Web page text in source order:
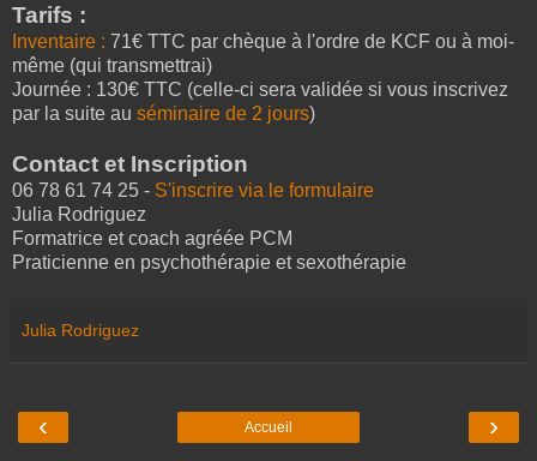
Tarifs :
Inventaire : 71€ TTC par chèque à l'ordre de KCF ou à moi-
même (qui transmettrai)
Journée : 130€ TTC (celle-ci sera validée si vous inscrivez
par la suite au séminaire de 2 jours)
Contact et Inscription
06 78 61 74 25 - S'inscrire via le formulaire
Julia Rodriguez
Formatrice et coach agréée PCM
Praticienne en psychothérapie et sexothérapie
Julia Rodriguez
‹ ›
Accueil